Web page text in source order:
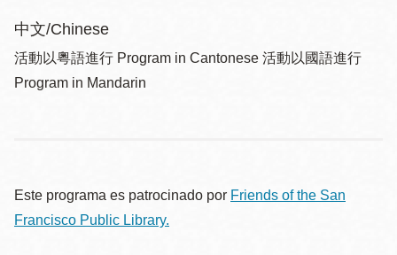
中文/Chinese
活動以粵語進行 Program in Cantonese 活動以國語進行
Program in Mandarin
Este programa es patrocinado por Friends of the San
Francisco Public Library.